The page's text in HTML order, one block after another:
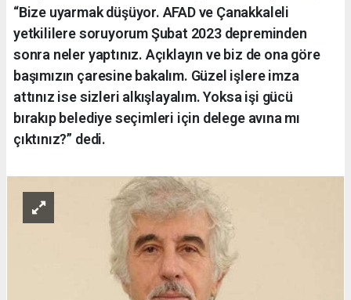
“Bize uyarmak düşüyor. AFAD ve Çanakkaleli
yetkililere soruyorum Şubat 2023 depreminden
sonra neler yaptınız. Açıklayın ve biz de ona göre
başımızın çaresine bakalım. Güzel işlere imza
attınız ise sizleri alkışlayalım. Yoksa işi gücü
bırakıp belediye seçimleri için delege avına mı
çıktınız?” dedi.